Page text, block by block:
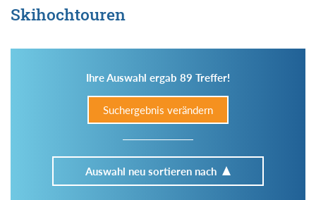
Skihochtouren
Ihre Auswahl ergab 89 Treffer!
Suchergebnis verändern
Auswahl neu sortieren nach